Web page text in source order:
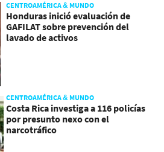
CENTROAMÉRICA & MUNDO
Honduras inició evaluación de
GAFILAT sobre prevención del
lavado de activos
CENTROAMÉRICA & MUNDO
Costa Rica investiga a 116 policías
por presunto nexo con el
narcotráfico